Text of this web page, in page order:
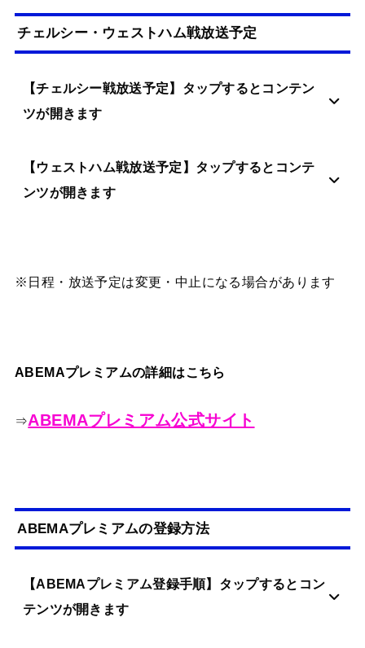
チェルシー・ウェストハム戦放送予定
【チェルシー戦放送予定】タップするとコンテン
ツが開きます
【ウェストハム戦放送予定】タップするとコンテ
ンツが開きます
※日程・放送予定は変更・中止になる場合があります
ABEMAプレミアムの詳細はこちら
⇒ABEMAプレミアム公式サイト
ABEMAプレミアムの登録方法
【ABEMAプレミアム登録手順】タップするとコン
テンツが開きます